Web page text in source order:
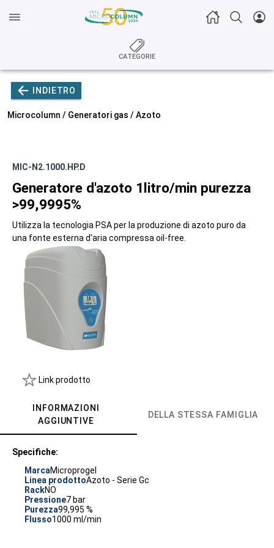
CATEGORIE
INDIETRO
Microcolumn / Generatori gas / Azoto
MIC-N2.1000.HP.D
Generatore d'azoto 1litro/min purezza
>99,9995%
Utilizza la tecnologia PSA per la produzione di azoto puro da
una fonte esterna d'aria compressa oil-free.
Link prodotto
INFORMAZIONI
AGGIUNTIVE
DELLA STESSA FAMIGLIA
Specifiche:
MarcaMicroprogel
Linea prodottoAzoto - Serie Gc
RackNO
Pressione7 bar
Purezza99,995 %
Flusso1000 ml/min